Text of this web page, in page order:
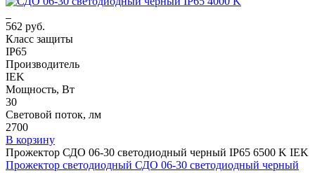
562 руб.
Класс защиты
IP65
Производитель
IEK
Мощность, Вт
30
Световой поток, лм
2700
В корзину
Прожектор СДО 06-30 светодиодный черный IP65 6500 K IEK
Прожектор светодиодный СДО 06-30 светодиодный черный